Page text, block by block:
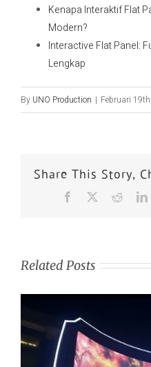
Kenapa Interaktif Flat
Modern?
Interactive Flat Panel:
Lengkap
By UNO Production | Februari
Share This Story,
Related Posts